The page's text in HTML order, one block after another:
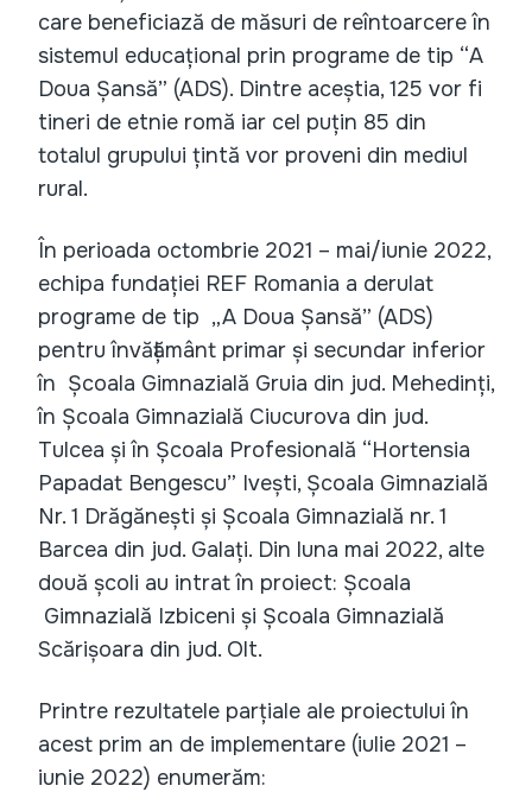
care beneficiază de măsuri de reîntoarcere în
sistemul educațional prin programe de tip “A
Doua Șansă” (ADS). Dintre aceștia, 125 vor fi
tineri de etnie romă iar cel puțin 85 din
totalul grupului țintă vor proveni din mediul
rural.
În perioada octombrie 2021 – mai/iunie 2022,
echipa fundației REF Romania a derulat
programe de tip „A Doua Șansă” (ADS)
pentru învățământ primar și secundar inferior
în Școala Gimnazială Gruia din jud. Mehedinți,
în Școala Gimnazială Ciucurova din jud.
Tulcea și în Școala Profesională “Hortensia
Papadat Bengescu” Ivești, Școala Gimnazială
Nr. 1 Drăgănești și Școala Gimnazială nr. 1
Barcea din jud. Galați. Din luna mai 2022, alte
două școli au intrat în proiect: Școala
Gimnazială Izbiceni și Școala Gimnazială
Scărișoara din jud. Olt.
Printre rezultatele parțiale ale proiectului în
acest prim an de implementare (iulie 2021 –
iunie 2022) enumerăm: